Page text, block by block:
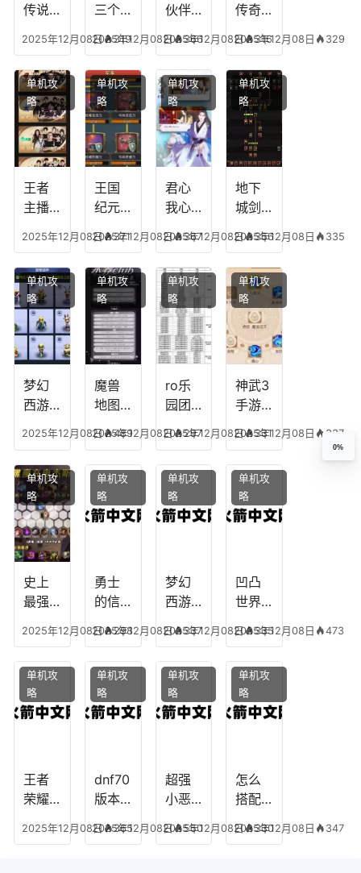
传说
能，
游龙
传说
多少
级能
挖矿
2025年12月08日 319
三个
加
点，
王者
技能
可以
放三
个是
什么
模式
2025年12月08日 366
伙伴
心符
技
能，
失心
符命
中后
附加
五雷
2025年12月08日 316
传奇
平民
搭配
阵
容，
复古
传奇
英雄
版哪
个组
合平
2025年12月08日 329
王者
主播
阵容
搭
配，
王者
最强
的主
播
2025年12月08日 371
单机攻
略
王国
纪元
搭
配，
王国
纪元
最强
2025年12月08日 367
单机攻
略
君心
我心
宫攻
略，
君心
我心
剧情
文本
2025年12月08日 356
单机攻
略
地下
城剑
能加
点
图，
地下
城剑
神用
什么
装备
2025年12月08日 335
单机攻
略
梦幻
西游
凡，
梦幻
十二
生肖
2025年12月08日 489
单机攻
略
魔兽
地图
任务
攻
略，
魔兽
世界
2025年12月08日 297
单机攻
略
ro乐
园团
附
魔，
乐园
团装
备任
2025年12月08日 331
单机攻
略
神武3
手游
辅助
技能
加
点，
神武
龙宫
怎么
2025年12月08日 337
单机攻
略
史上
最强
容搭
配，
最强
法师
2025年12月08日 298
单机攻
略
勇士
的信
物技
能，
勇士
的信
仰宠
个好
2025年12月08日 337
单机攻
略
梦幻
西游
炼丹
炉攻
略，
梦幻
西游
炉攻
略图
2025年12月08日 335
单机攻
略
凹凸
世界
全部
阵容
搭
配，
凹凸
阵容
搭配
2025年12月08日 473
单机攻
略
王者
荣耀S
2025年12月08日 365
单机攻
略
dnf70
版本
药装
2025年12月08日 550
单机攻
略
超强
小恶
容搭
2025年12月08日 330
单机攻
略
怎么
搭配
专家
2025年12月08日 347
单机攻
略
0%